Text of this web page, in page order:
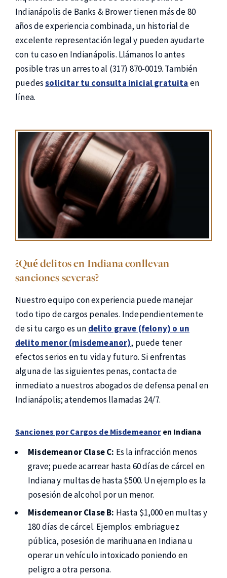
Indianápolis de Banks & Brower tienen más de 80
años de experiencia combinada, un historial de
excelente representación legal y pueden ayudarte
con tu caso en Indianápolis. Llámanos lo antes
posible tras un arresto al (317) 870-0019. También
puedessolicitar tu consulta inicial gratuita en
línea.
¿Qué delitos en Indiana conllevan
sanciones severas?
Nuestro equipo con experiencia puede manejar
todo tipo de cargos penales. Independientemente
de si tu cargo es un delito grave (felony) o un
delito menor (misdemeanor), puede tener
efectos serios en tu vida y futuro. Si enfrentas
alguna de las siguientes penas, contacta de
inmediato a nuestros abogados de defensa penal en
Indianápolis; atendemos llamadas 24/7.
Sanciones por Cargos de Misdemeanoren Indiana
Misdemeanor Clase C: Es la infracción menos
grave; puede acarrear hasta 60 días de cárcel en
Indiana y multas de hasta $500. Un ejemplo es la
posesión de alcohol por un menor.
Misdemeanor Clase B: Hasta $1,000 en multas y
180 días de cárcel. Ejemplos: embriaguez
pública, posesión de marihuana en Indiana u
operar un vehículo intoxicado poniendo en
peligro a otra persona.